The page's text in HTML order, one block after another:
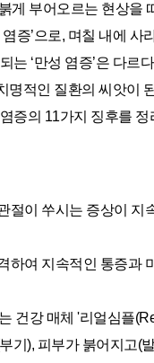
게 부어오르는 현상을
증’으로, 며칠 내에 사
는 ‘만성 염증’은 다르
명적인 질환의 씨앗이
증의 11가지 징후를 정
절이 쑤시는 증상이 지
하여 지속적인 통증과
건강 매체 '리얼심플
기), 피부가 붉어지고(